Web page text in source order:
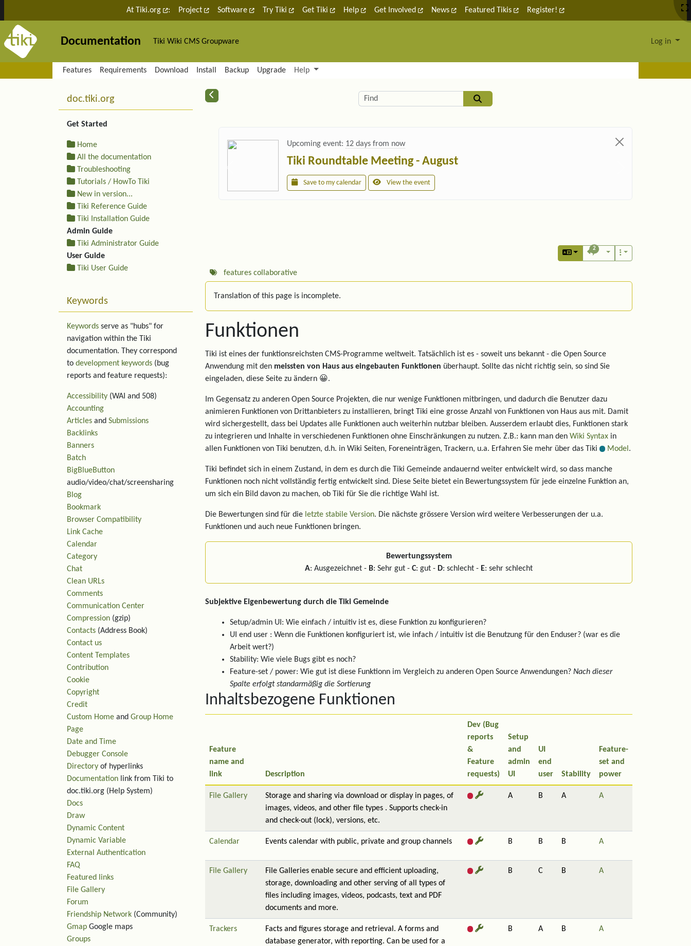
Site identity, navigation, etc.
At Tiki.org : Project Software Try Tiki Get Tiki Help Get Involved News Featured Tikis Register!
Documentation Tiki Wiki CMS Groupware Log in
Navigation and related functionality and content
Features Requirements Download Install Backup Upgrade Help
Related content Find
Upcoming event: 12 days from now
Tiki Roundtable Meeting - August
Save to my calendar View the event
2
features collaborative
Translation of this page is incomplete.
Funktionen
Tiki ist eines der funktionsreichsten CMS-Programme weltweit. Tatsächlich ist es - soweit uns bekannt - die Open Source
Anwendung mit den meissten von Haus aus eingebauten Funktionen überhaupt. Sollte das nicht richtig sein, so sind Sie
eingeladen, diese Seite zu ändern 😀.
Im Gegensatz zu anderen Open Source Projekten, die nur wenige Funktionen mitbringen, und dadurch die Benutzer dazu
animieren Funktionen von Drittanbieters zu installieren, bringt Tiki eine grosse Anzahl von Funktionen von Haus aus mit. Damit
wird sichergestellt, dass bei Updates alle Funktionen auch weiterhin nutzbar bleiben. Ausserdem erlaubt dies, Funktionen stark
zu integrieren und Inhalte in verschiedenen Funktionen ohne Einschränkungen zu nutzen. Z.B.: kann man den Wiki Syntax in
allen Funktionen von Tiki benutzen, d.h. in Wiki Seiten, Foreneinträgen, Trackern, u.a. Erfahren Sie mehr über das Tiki
Model .
Tiki befindet sich in einem Zustand, in dem es durch die Tiki Gemeinde andauernd weiter entwickelt wird, so dass manche
Funktionen noch nicht vollständig fertig entwickelt sind. Diese Seite bietet ein Bewertungssystem für jede einzelne Funktion an,
um sich ein Bild davon zu machen, ob Tiki für Sie die richtige Wahl ist.
Die Bewertungen sind für die letzte stabile Version. Die nächste grössere Version wird weitere Verbesserungen der u.a.
Funktionen und auch neue Funktionen bringen.
Bewertungssystem
A: Ausgezeichnet - B: Sehr gut - C: gut - D: schlecht - E: sehr schlecht
Subjektive Eigenbewertung durch die Tiki Gemeinde
Setup/admin UI: Wie einfach / intuitiv ist es, diese Funktion zu konfigurieren?
UI end user : Wenn die Funktionen konfiguriert ist, wie infach / intuitiv ist die Benutzung für den Enduser? (war es die
Arbeit wert?)
Stability: Wie viele Bugs gibt es noch?
Feature-set / power: Wie gut ist diese Funktionn im Vergleich zu anderen Open Source Anwendungen? Nach dieser
Spalte erfolgt standarmäßig die Sortierung
Inhaltsbezogene Funktionen
Feature
name and
link
Description
Dev (Bug
reports
&
Feature
requests)
Setup
and
admin
UI
UI
end
user
Stability
Feature-
set and
power
File Gallery
Storage and sharing via download or display in pages, of
images, videos, and other file types . Supports check-in
and check-out (lock), versions, etc.
A B A A
Calendar Events calendar with public, private and group channels B B B A
File Gallery
File Galleries enable secure and efficient uploading,
storage, downloading and other serving of all types of
files including images, videos, podcasts, text and PDF
documents and more.
B C B A
Trackers
Facts and figures storage and retrieval. A forms and
database generator, with reporting. Can be used for a
B A B A
More content and functionality (left side)
doc.tiki.org
Get Started
Home
All the documentation
Troubleshooting
Tutorials / HowTo Tiki
New in version...
Tiki Reference Guide
Tiki Installation Guide
Admin Guide
Tiki Administrator Guide
User Guide
Tiki User Guide
Keywords
Keywords serve as "hubs" for
navigation within the Tiki
documentation. They correspond
to development keywords (bug
reports and feature requests):
Accessibility (WAI and 508)
Accounting
Articles and Submissions
Backlinks
Banners
Batch
BigBlueButton
audio/video/chat/screensharing
Blog
Bookmark
Browser Compatibility
Link Cache
Calendar
Category
Chat
Clean URLs
Comments
Communication Center
Compression (gzip)
Contacts (Address Book)
Contact us
Content Templates
Contribution
Cookie
Copyright
Credit
Custom Home and Group Home
Page
Date and Time
Debugger Console
Directory of hyperlinks
Documentation link from Tiki to
doc.tiki.org (Help System)
Docs
Draw
Dynamic Content
Dynamic Variable
External Authentication
FAQ
Featured links
File Gallery
Forum
Friendship Network (Community)
Gmap Google maps
Groups